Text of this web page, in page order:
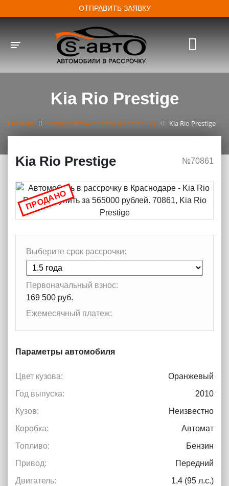
Toggle navigation
ОТПРАВИТЬ ЗАЯВКУ
Kia Rio Prestige
Главная Каталог автомобилей в рассрочку Kia Rio Prestige
Kia Rio Prestige №70861
Выберите срок рассрочки:
Первоначальный взнос:
169 500 руб.
Ежемесячный платеж:
Параметры автомобиля
Цвет кузова:
Оранжевый
Год выпуска:
2010
Кузов:
Неизвестно
Коробка:
Автомат
Топливо:
Бензин
Привод:
Передний
Двигатель:
1,4 (95 л.с.)
ПРОДАНО